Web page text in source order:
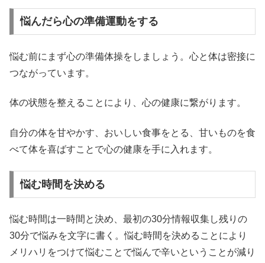
悩んだら心の準備運動をする
悩む前にまず心の準備体操をしましょう。心と体は密接に
つながっています。
体の状態を整えることにより、心の健康に繋がります。
自分の体を甘やかす、おいしい食事をとる、甘いものを食
べて体を喜ばすことで心の健康を手に入れます。
悩む時間を決める
悩む時間は一時間と決め、最初の30分情報収集し残りの
30分で悩みを文字に書く。悩む時間を決めることにより
メリハリをつけて悩むことで悩んで辛いということが減り